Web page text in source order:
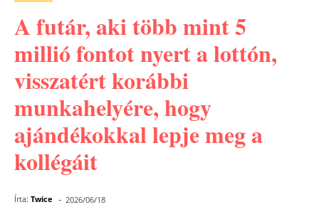
A futár, aki több mint 5
millió fontot nyert a lottón,
visszatért korábbi
munkahelyére, hogy
ajándékokkal lepje meg a
kollégáit
Írta: Twice - 2026/06/18